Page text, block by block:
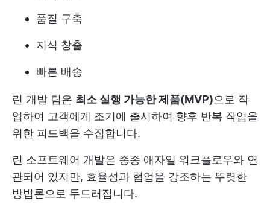
품질 구축
지식 창출
빠른 배송
린 개발 팀은 최소 실행 가능한 제품(MVP)으로 작
업하여 고객에게 조기에 출시하여 향후 반복 작업을
위한 피드백을 수집합니다.
린 소프트웨어 개발은 종종 애자일 워크플로우와 연
관되어 있지만, 효율성과 협업을 강조하는 뚜렷한
방법론으로 두드러집니다.